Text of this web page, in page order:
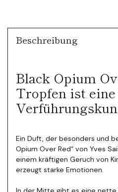
legen
Beschreibung
Black Opium
Tropfen ist eine
Ein Duft, der besonders und
Opium Over Red“ von Yves
einem kräftigen Geruch von
erzeugt starke Emotionen.